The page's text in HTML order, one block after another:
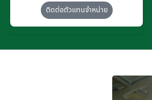
ติดต่อตัวแทนจำหน่าย